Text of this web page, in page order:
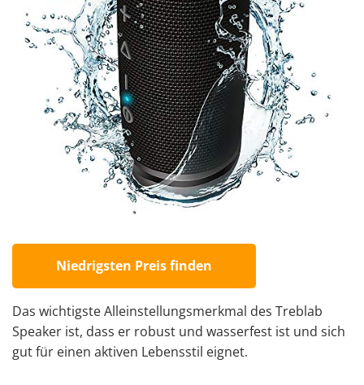
Niedrigsten Preis finden
Das wichtigste Alleinstellungsmerkmal des Treblab
Speaker ist, dass er robust und wasserfest ist und sich
gut für einen aktiven Lebensstil eignet.